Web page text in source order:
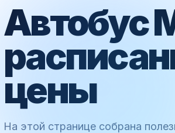
Автобус
цены
На этой странице собрана